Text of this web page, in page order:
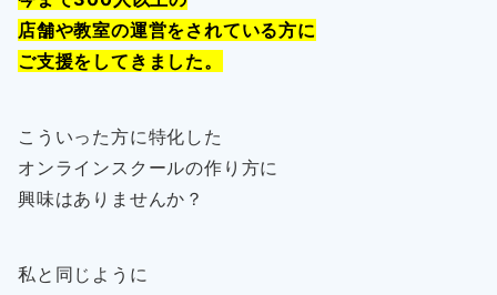
店舗や教室の運営をされている方に
ご支援をしてきました。
こういった方に特化した
オンラインスクールの作り方に
興味はありませんか？
私と同じように